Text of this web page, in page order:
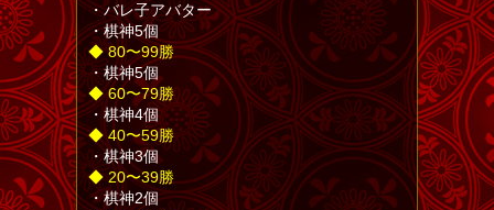
・バレ子アバター
・棋神5個
◆ 80〜99勝
・棋神5個
◆ 60〜79勝
・棋神4個
◆ 40〜59勝
・棋神3個
◆ 20〜39勝
・棋神2個